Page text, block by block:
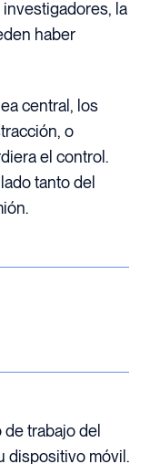
la
haber
central, los
o
el control.
tanto del
trabajo del
dispositivo móvil.